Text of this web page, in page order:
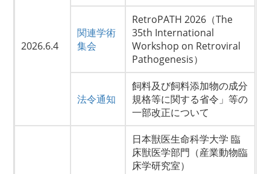
2026.6.4
関連学術
集会
RetroPATH 2026（The
35th International
Workshop on Retroviral
Pathogenesis）
法令通知
飼料及び飼料添加物の成分
規格等に関する省令」等の
一部改正について
日本獣医生命科学大学 臨
床獣医学部門（産業動物臨
床学研究室）